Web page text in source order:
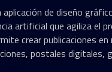
aplicación de diseño
artificial que agiliza el
crear publicaciones
postales digitales,